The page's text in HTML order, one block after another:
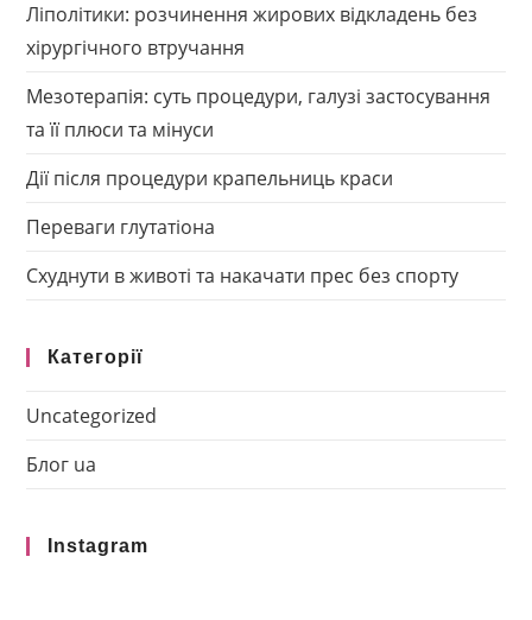
Ліполітики: розчинення жирових відкладень без
хірургічного втручання
Мезотерапія: суть процедури, галузі застосування
та її плюси та мінуси
Дії після процедури крапельниць краси
Переваги глутатіона
Схуднути в животі та накачати прес без спорту
Категорії
Uncategorized
Блог ua
Instagram